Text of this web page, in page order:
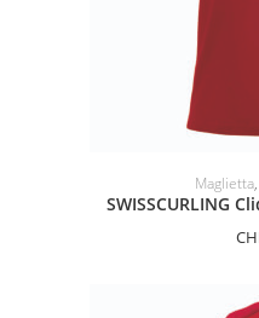
Maglietta,
SWISSCURLING